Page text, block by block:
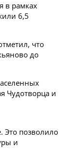
в рамках
6,5
что
до
Чудотворца и
Это позволило
и